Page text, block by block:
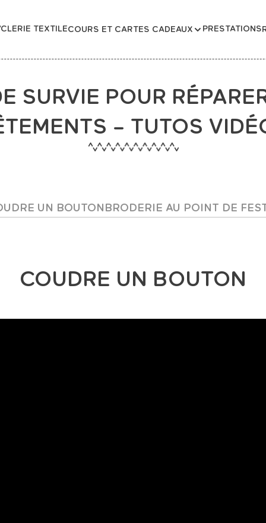
TEXTILECOURS ET CARTES CADEAUX PRESTATIONS
SURVIE POUR
– TUTOS
UN BOUTON BRODERIE AU POINT DE
COUDRE UN BOUTON